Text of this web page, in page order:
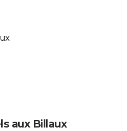
aux Billaux